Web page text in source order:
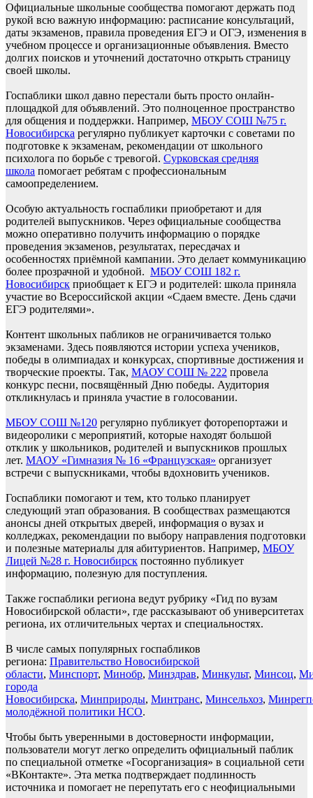
Официальные школьные сообщества помогают держать под
рукой всю важную информацию: расписание консультаций,
даты экзаменов, правила проведения ЕГЭ и ОГЭ, изменения в
учебном процессе и организационные объявления. Вместо
долгих поисков и уточнений достаточно открыть страницу
своей школы.
Госпаблики школ давно перестали быть просто онлайн-
площадкой для объявлений. Это полноценное пространство
для общения и поддержки. Например, МБОУ СОШ №75 г.
Новосибирска регулярно публикует карточки с советами по
подготовке к экзаменам, рекомендации от школьного
психолога по борьбе с тревогой. Сурковская средняя
школа помогает ребятам с профессиональным
самоопределением.
Особую актуальность госпаблики приобретают и для
родителей выпускников. Через официальные сообщества
можно оперативно получить информацию о порядке
проведения экзаменов, результатах, пересдачах и
особенностях приёмной кампании. Это делает коммуникацию
более прозрачной и удобной. МБОУ СОШ 182 г.
Новосибирск приобщает к ЕГЭ и родителей: школа приняла
участие во Всероссийской акции «Сдаем вместе. День сдачи
ЕГЭ родителями».
Контент школьных пабликов не ограничивается только
экзаменами. Здесь появляются истории успеха учеников,
победы в олимпиадах и конкурсах, спортивные достижения и
творческие проекты. Так, МАОУ СОШ № 222 провела
конкурс песни, посвящённый Дню победы. Аудитория
откликнулась и приняла участие в голосовании.
МБОУ СОШ №120 регулярно публикует фоторепортажи и
видеоролики с мероприятий, которые находят большой
отклик у школьников, родителей и выпускников прошлых
лет. МАОУ «Гимназия № 16 «Французская» организует
встречи с выпускниками, чтобы вдохновить учеников.
Госпаблики помогают и тем, кто только планирует
следующий этап образования. В сообществах размещаются
анонсы дней открытых дверей, информация о вузах и
колледжах, рекомендации по выбору направления подготовки
и полезные материалы для абитуриентов. Например, МБОУ
Лицей №28 г. Новосибирск постоянно публикует
информацию, полезную для поступления.
Также госпаблики региона ведут рубрику «Гид по вузам
Новосибирской области», где рассказывают об университетах
региона, их отличительных чертах и специальностях.
В числе самых популярных госпабликов
региона: Правительство Новосибирской
области, Минспорт, Минобр, Минздрав, Минкульт, Минсоц,
города
Новосибирска, Минприроды, Минтранс, Минсельхоз,
молодёжной политики НСО.
Чтобы быть уверенными в достоверности информации,
пользователи могут легко определить официальный паблик
по специальной отметке «Госорганизация» в социальной сети
«ВКонтакте». Эта метка подтверждает подлинность
источника и помогает не перепутать его с неофициальными